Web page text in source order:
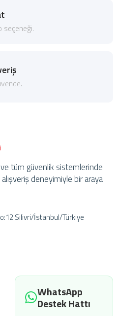
seçeneği.
tüm güvenlik sistemlerinde
deneyimiyle bir araya
Silivri/İstanbul/Türkiye
WhatsApp
Destek Hattı